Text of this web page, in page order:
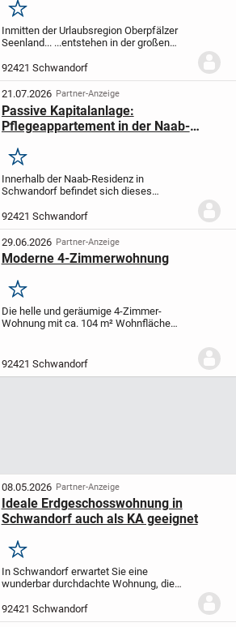
Standard
Merken
Inmitten der Urlaubsregion Oberpfälzer
Seenland... ...entstehen in der großen
fünf moderne Eigentumswohnungen.
beiden Gebäude bieten ein hohes
Abschreibungs...
92421 Schwandorf
21.07.2026 Partner-Anzeige
Passive Kapitalanlage:
Pflegeappartement in der Naab-
Merken
Innerhalb der Naab-Residenz in
Schwandorf befindet sich dieses
verpachtete Kapitalanlage konzipiert ist.
Es handelt sich nicht um eine klassische
Eigentumswohnun...
92421 Schwandorf
29.06.2026 Partner-Anzeige
Moderne 4-Zimmerwohnung
Merken
Die helle und geräumige 4-Zimmer-
Wohnung mit ca. 104 m² Wohnfläche
Wohnanlage.Die Küche mit Essbereich
verbindet das Wohnzimmer...
92421 Schwandorf
08.05.2026 Partner-Anzeige
Ideale Erdgeschosswohnung in
Schwandorf auch als KA geeignet
Merken
In Schwandorf erwartet Sie eine
wunderbar durchdachte Wohnung, die
besonderen Bedürfnissen eignet, da sie
barrierefrei ist. Diese lichtdurchflutete
92421 Schwandorf